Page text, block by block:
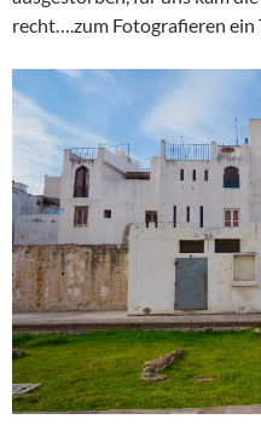
recht….zum Fotografieren ein